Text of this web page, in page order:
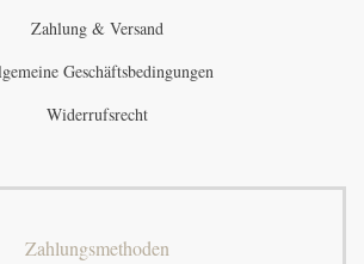
Zahlung & Versand
Geschäftsbedingungen
Widerrufsrecht
Zahlungsmethoden